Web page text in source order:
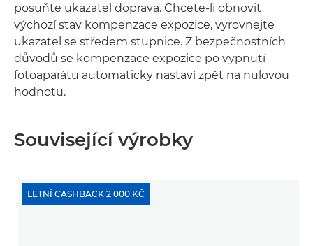
posuňte ukazatel doprava. Chcete-li obnovit
výchozí stav kompenzace expozice, vyrovnejte
ukazatel se středem stupnice. Z bezpečnostních
důvodů se kompenzace expozice po vypnutí
fotoaparátu automaticky nastaví zpět na nulovou
hodnotu.
Související výrobky
LETNÍ CASHBACK 2 000 KČ